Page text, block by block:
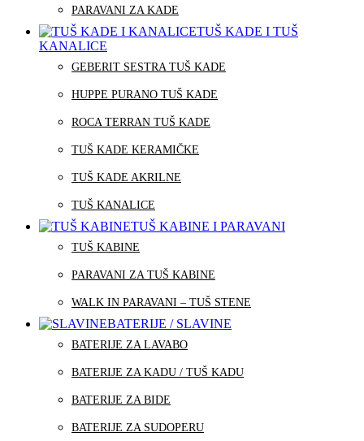
PARAVANI ZA KADE
TUŠ KADE I TUŠ
KANALICE
GEBERIT SESTRA TUŠ KADE
HUPPE PURANO TUŠ KADE
ROCA TERRAN TUŠ KADE
TUŠ KADE KERAMIČKE
TUŠ KADE AKRILNE
TUŠ KANALICE
TUŠ KABINE I PARAVANI
TUŠ KABINE
PARAVANI ZA TUŠ KABINE
WALK IN PARAVANI – TUŠ STENE
BATERIJE / SLAVINE
BATERIJE ZA LAVABO
BATERIJE ZA KADU / TUŠ KADU
BATERIJE ZA BIDE
BATERIJE ZA SUDOPERU